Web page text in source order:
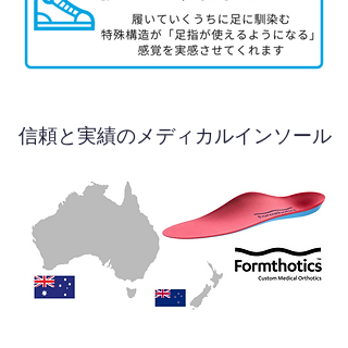
信頼と実績のメディカルインソール